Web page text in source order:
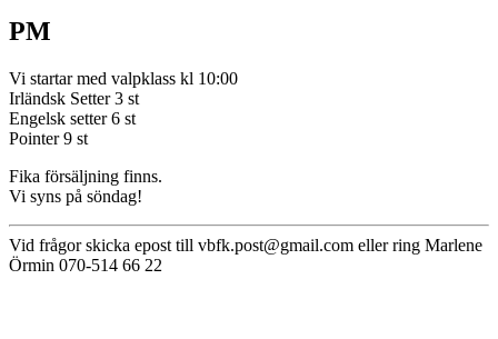
PM
Vi startar med valpklass kl 10:00
Irländsk Setter 3 st
Engelsk setter 6 st
Pointer 9 st
Fika försäljning finns.
Vi syns på söndag!
Vid frågor skicka epost till vbfk.post@gmail.com eller ring Marlene
Örmin 070-514 66 22